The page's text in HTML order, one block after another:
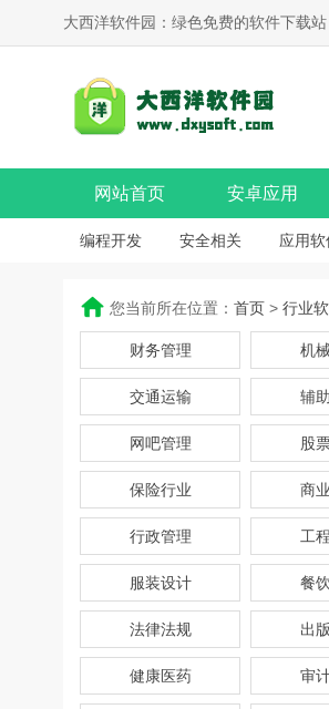
大西洋软件园：绿色免费的软件下载站
网站首页 安卓应用
编程开发 安全相关 应用软
您当前所在位置： 首页 > 行业
财务管理 机
交通运输 辅
网吧管理 股
保险行业 商
行政管理 工
服装设计 餐
法律法规 出
健康医药 审